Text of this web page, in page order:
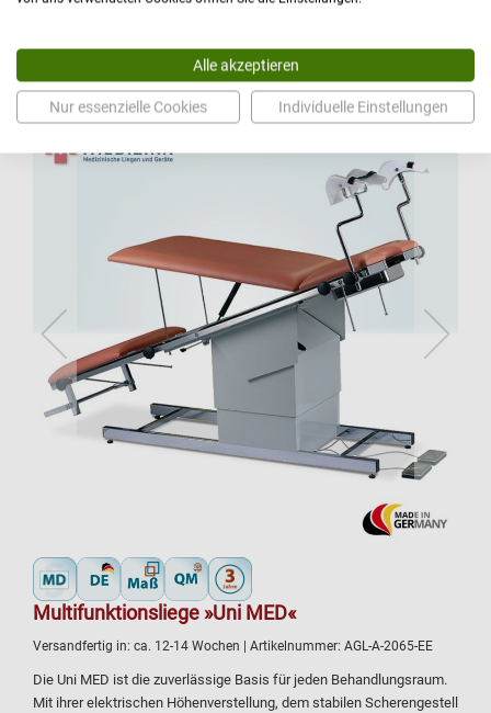
Zur Wand/Deckenmontage oder mit Standfuß
Ihr Preis:ab 1.207,00 € Details
Multifunktionsliege »Uni MED«
Versandfertig in: ca. 12-14 Wochen | Artikelnummer: AGL-A-2065-EE
Die Uni MED ist die zuverlässige Basis für jeden Behandlungsraum.
Mit ihrer elektrischen Höhenverstellung, dem stabilen Scherengestell
Alle akzeptieren
Nur essenzielle Cookies Individuelle Einstellungen